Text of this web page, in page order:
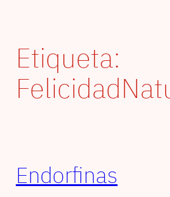
Etiqueta:
Endorfinas